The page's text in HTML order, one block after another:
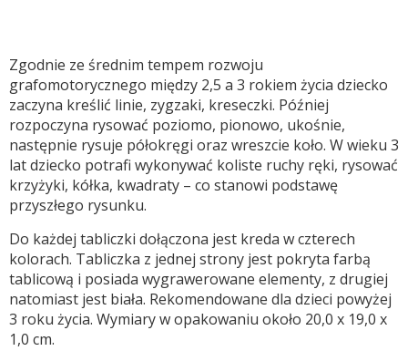
Zgodnie ze średnim tempem rozwoju
grafomotorycznego między 2,5 a 3 rokiem życia dziecko
zaczyna kreślić linie, zygzaki, kreseczki. Później
rozpoczyna rysować poziomo, pionowo, ukośnie,
następnie rysuje półokręgi oraz wreszcie koło. W wieku 3
lat dziecko potrafi wykonywać koliste ruchy ręki, rysować
krzyżyki, kółka, kwadraty – co stanowi podstawę
przyszłego rysunku.
Do każdej tabliczki dołączona jest kreda w czterech
kolorach. Tabliczka z jednej strony jest pokryta farbą
tablicową i posiada wygrawerowane elementy, z drugiej
natomiast jest biała. Rekomendowane dla dzieci powyżej
3 roku życia. Wymiary w opakowaniu około 20,0 x 19,0 x
1,0 cm.